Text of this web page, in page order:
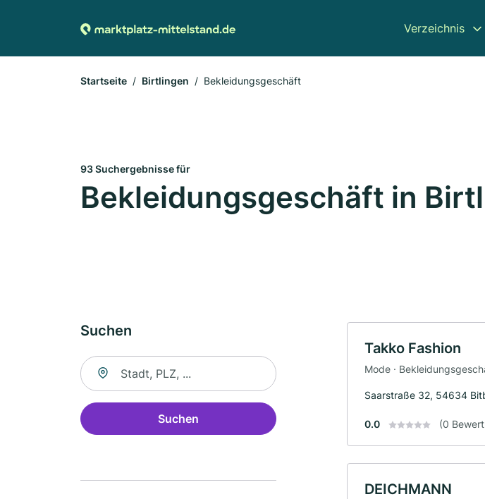
Verzeichnis
Startseite Birtlingen Bekleidungsgeschäft
93 Suchergebnisse für
Bekleidungsgeschäft in
Suchen
Suche nach Ort
Suchen
Takko Fashion
Mode ·
Saarstraße 32, 54634
0.0 (0
DEICHMANN